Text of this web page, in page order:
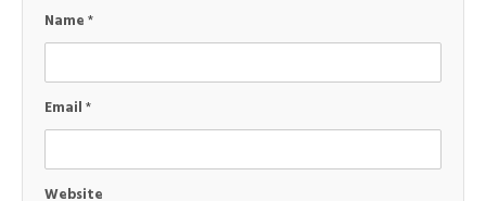
Name*
Email*
Website